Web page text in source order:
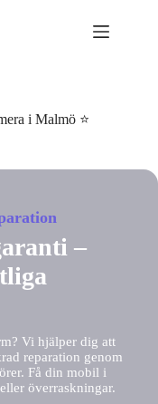
i Malmö ⭐
–
Vi hjälper dig att
reparation genom
Få din mobil i
överraskningar.